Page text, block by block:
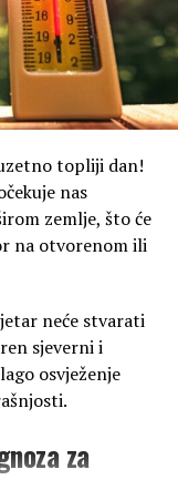
topliji dan!
nas
zemlje, što će
na otvorenom ili
neće stvarati
sjeverni i
osvježenje
za